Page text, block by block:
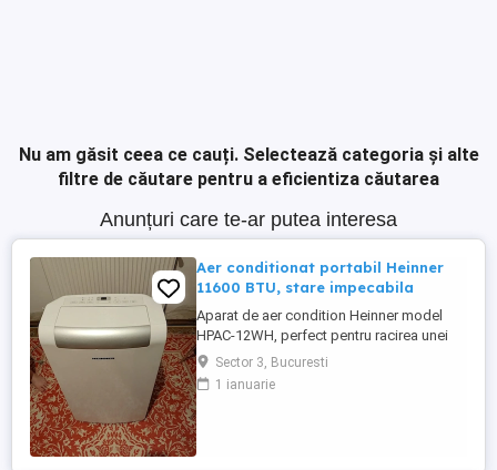
Nu am găsit ceea ce cauți. Selectează categoria și alte
filtre de căutare pentru a eficientiza căutarea
Anunțuri care te-ar putea interesa
Aer conditionat portabil Heinner
11600 BTU, stare impecabila
Aparat de aer condition Heinner model
HPAC-12WH, perfect pentru racirea unei
camere daca nu se poate instala un aer
conditionat standard. Pe langa functia de
racire, are si functii de incalzire,
Sector 3, Bucuresti
1 ianuarie